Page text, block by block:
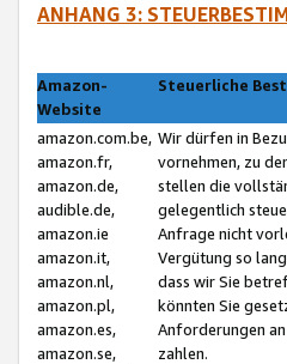
ANHANG 3:
Amazon-
Website
Steuerliche
amazon.com.be,
amazon.fr,
amazon.de,
audible.de,
amazon.ie
amazon.it,
amazon.nl,
amazon.pl,
amazon.es,
amazon.se,
Wir dürfen in
vornehmen, zu
stellen die
gelegentlich
Anfrage nicht
Vergütung so
dass wir Sie
könnten Sie
Anforderungen
zahlen.